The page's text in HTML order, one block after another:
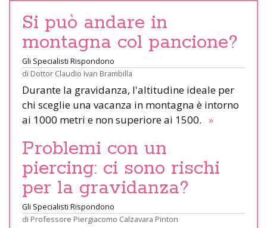
Si può andare in
montagna col pancione?
Gli Specialisti Rispondono
di Dottor Claudio Ivan Brambilla
Durante la gravidanza, l'altitudine ideale per
chi sceglie una vacanza in montagna è intorno
ai 1000 metri e non superiore ai 1500. »
Problemi con un
piercing: ci sono rischi
per la gravidanza?
Gli Specialisti Rispondono
di Professore Piergiacomo Calzavara Pinton